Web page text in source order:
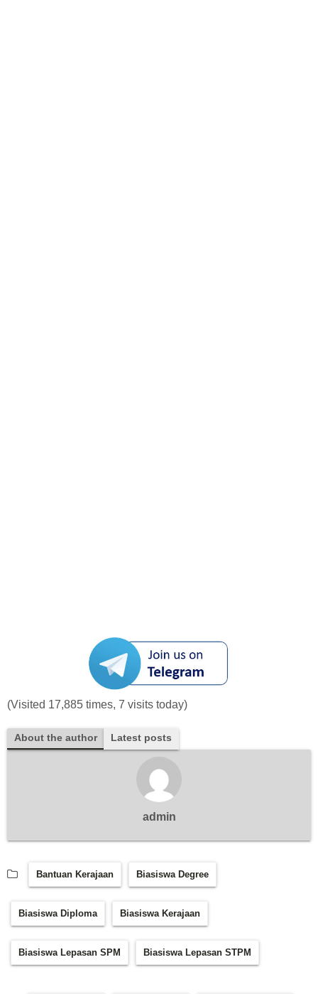
(Visited 17,885 times, 7 visits today)
About the author Latest posts
admin
Bantuan Kerajaan Biasiswa Degree
Biasiswa Diploma Biasiswa Kerajaan
Biasiswa Lepasan SPM Biasiswa Lepasan STPM